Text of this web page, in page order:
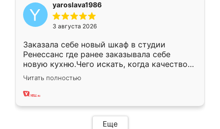
yaroslava1986
3 августа 2026
Заказала себе новый шкаф в студии
Ренессанс где ранее заказывала себе
новую кухню.Чего искать, когда качеством
вполне довольна. Служит кухня уже почти
два года, нареканий нет.
Читать полностью
Еще